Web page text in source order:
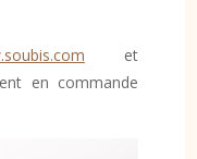
et
en commande